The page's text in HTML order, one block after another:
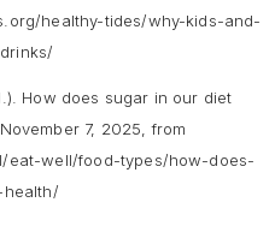
healthy-tides/why-kids-and-
How does sugar in our diet
7, 2025, from
eat-well/food-types/how-does-